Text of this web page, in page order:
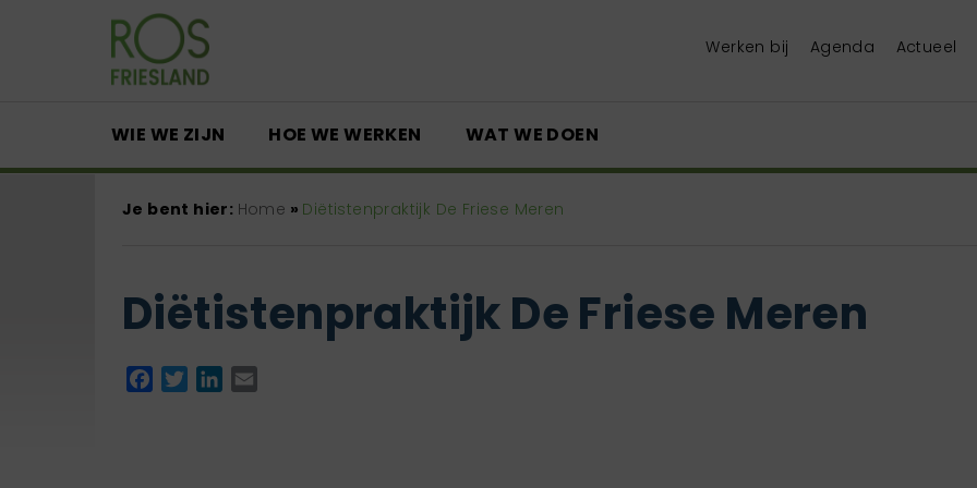
Werken bij Agenda Actueel
WIE WE ZIJN HOE WE WERKEN WAT WE DOEN
Je bent hier: Home » Diëtistenpraktijk De Friese Meren
Diëtistenpraktijk De Friese Meren
Facebook
TwitterLinkedIn